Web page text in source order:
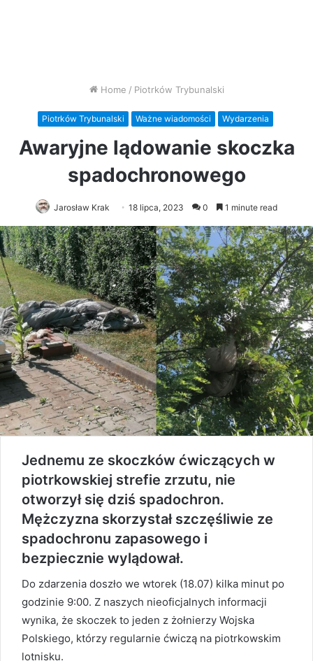
Home / Piotrków Trybunalski
Piotrków Trybunalski Ważne wiadomości Wydarzenia
Awaryjne lądowanie skoczka
spadochronowego
Jarosław Krak 18 lipca, 2023 0 1 minute read
Jednemu ze skoczków ćwiczących w
piotrkowskiej strefie zrzutu, nie
otworzył się dziś spadochron.
Mężczyzna skorzystał szczęśliwie ze
spadochronu zapasowego i
bezpiecznie wylądował.
Do zdarzenia doszło we wtorek (18.07) kilka minut po
godzinie 9:00. Z naszych nieoficjalnych informacji
wynika, że skoczek to jeden z żołnierzy Wojska
Polskiego, którzy regularnie ćwiczą na piotrkowskim
lotnisku.